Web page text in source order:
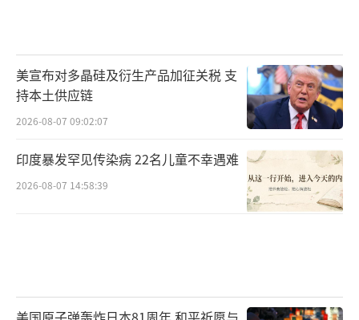
美宣布对多晶硅及衍生产品加征关税 支
持本土供应链
2026-08-07 09:02:07
印度暴发罕见传染病 22名儿童不幸遇难
2026-08-07 14:58:39